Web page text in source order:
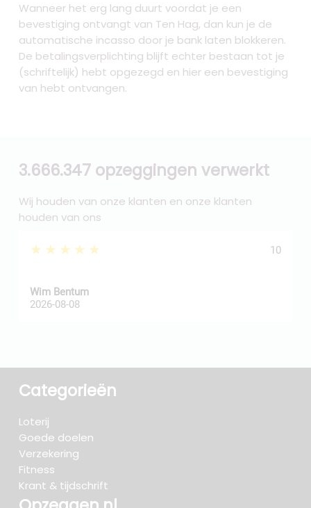
Wanneer het erg lang duurt voordat je een
bevestiging ontvangt van Ten Hag, dan kun je de
automatische incasso door je bank laten blokkeren.
De betalingsverplichting blijft echter bestaan tot je
(schriftelijk) hebt opgezegd en hier een bevestiging
van hebt ontvangen.
3.666.347 opzeggingen verwerkt
Wij houden van onze klanten en onze klanten
houden van ons
★★★★★ 10
Wim Bentum
2026-08-08
Categorieën
Loterij
Goede doelen
Verzekering
Fitness
Krant & tijdschrift